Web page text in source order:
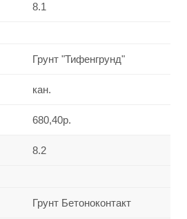
8.1
Грунт "Тифенгрунд"
кан.
680,40р.
8.2
Грунт Бетоноконтакт